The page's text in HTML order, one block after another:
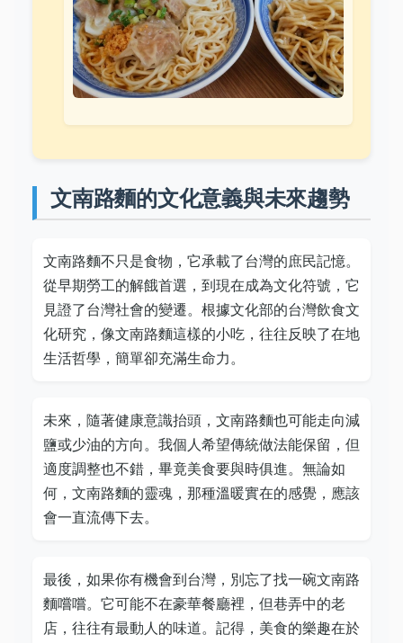
文南路麵的文化意義與未來趨勢
文南路麵不只是食物，它承載了台灣的庶民記憶。
從早期勞工的解餓首選，到現在成為文化符號，它
見證了台灣社會的變遷。根據文化部的台灣飲食文
化研究，像文南路麵這樣的小吃，往往反映了在地
生活哲學，簡單卻充滿生命力。
未來，隨著健康意識抬頭，文南路麵也可能走向減
鹽或少油的方向。我個人希望傳統做法能保留，但
適度調整也不錯，畢竟美食要與時俱進。無論如
何，文南路麵的靈魂，那種溫暖實在的感覺，應該
會一直流傳下去。
最後，如果你有機會到台灣，別忘了找一碗文南路
麵嚐嚐。它可能不在豪華餐廳裡，但巷弄中的老
店，往往有最動人的味道。記得，美食的樂趣在於